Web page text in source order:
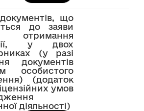
що
до заяви
у двох
(у разі
документів
особистого
(додаток
умов
діяльності)